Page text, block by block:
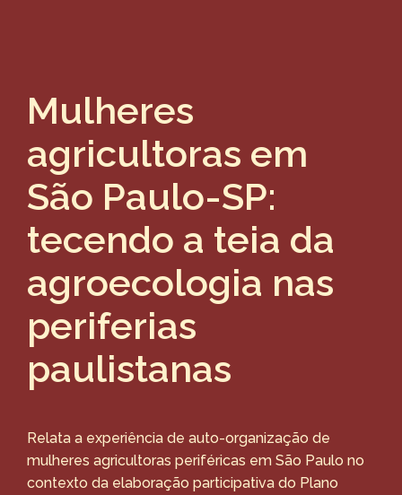
Mulheres
agricultoras em
São Paulo-SP:
tecendo a teia da
agroecologia nas
periferias
paulistanas
Relata a experiência de auto-organização de
mulheres agricultoras periféricas em São Paulo no
contexto da elaboração participativa do Plano